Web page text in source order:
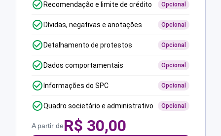
Recomendação e limite de crédito Opcional
Dívidas, negativas e anotações Opcional
Detalhamento de protestos Opcional
Dados comportamentais Opcional
Informações do SPC Opcional
Quadro societário e administrativo Opcional
A partir deR$ 30,00